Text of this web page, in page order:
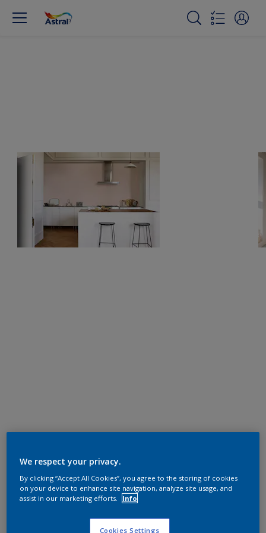
We respect your privacy.
By clicking “Accept All Cookies”, you agree to the storing of cookies
on your device to enhance site navigation, analyze site usage, and
assist in our marketing efforts.
Info
Cookies Settings